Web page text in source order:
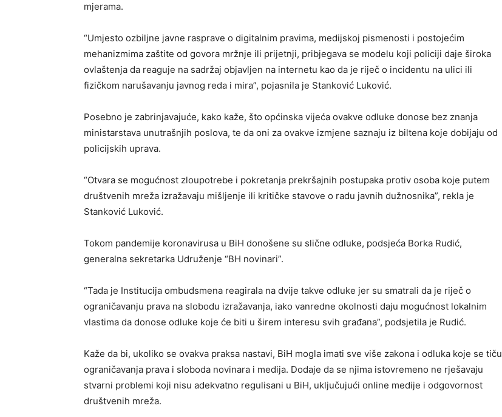
mjerama.
“Umjesto ozbiljne javne rasprave o digitalnim pravima, medijskoj pismenosti i postojećim
mehanizmima zaštite od govora mržnje ili prijetnji, pribjegava se modelu koji policiji daje široka
ovlaštenja da reaguje na sadržaj objavljen na internetu kao da je riječ o incidentu na ulici ili
fizičkom narušavanju javnog reda i mira”, pojasnila je Stanković Luković.
Posebno je zabrinjavajuće, kako kaže, što općinska vijeća ovakve odluke donose bez znanja
ministarstava unutrašnjih poslova, te da oni za ovakve izmjene saznaju iz biltena koje dobijaju od
policijskih uprava.
“Otvara se mogućnost zloupotrebe i pokretanja prekršajnih postupaka protiv osoba koje putem
društvenih mreža izražavaju mišljenje ili kritičke stavove o radu javnih dužnosnika”, rekla je
Stanković Luković.
Tokom pandemije koronavirusa u BiH donošene su slične odluke, podsjeća Borka Rudić,
generalna sekretarka Udruženje “BH novinari”.
“Tada je Institucija ombudsmena reagirala na dvije takve odluke jer su smatrali da je riječ o
ograničavanju prava na slobodu izražavanja, iako vanredne okolnosti daju mogućnost lokalnim
vlastima da donose odluke koje će biti u širem interesu svih građana”, podsjetila je Rudić.
Kaže da bi, ukoliko se ovakva praksa nastavi, BiH mogla imati sve više zakona i odluka koje se tiču
ograničavanja prava i sloboda novinara i medija. Dodaje da se njima istovremeno ne rješavaju
stvarni problemi koji nisu adekvatno regulisani u BiH, uključujući online medije i odgovornost
društvenih mreža.